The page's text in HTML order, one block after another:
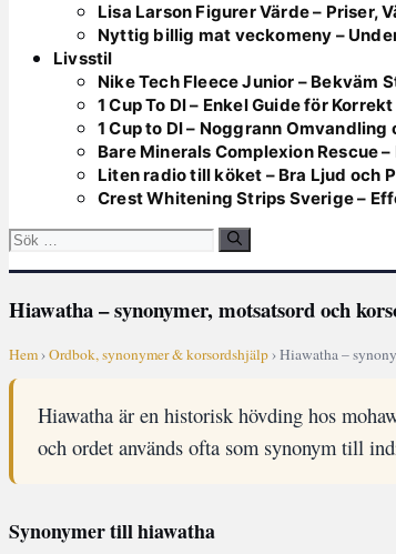
Lisa Larson Figurer Värde – Priser,
Nyttig billig mat veckomeny –
Livsstil
Nike Tech Fleece Junior – Bekväm
1 Cup To Dl – Enkel Guide för
1 Cup to Dl – Noggrann Omvandling
Bare Minerals Complexion Rescue
Liten radio till köket – Bra Ljud och
Crest Whitening Strips Sverige –
Sök
Hiawatha – synonymer, motsatsord och
Hem›Ordbok, synonymer & korsordshjälp› Hiawatha –
Hiawatha är en historisk hövding hos
och ordet används ofta som synonym till
Synonymer till hiawatha